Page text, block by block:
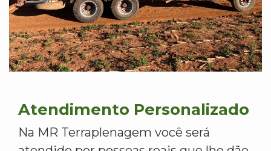
Atendimento Personalizado
Na MR Terraplenagem você será